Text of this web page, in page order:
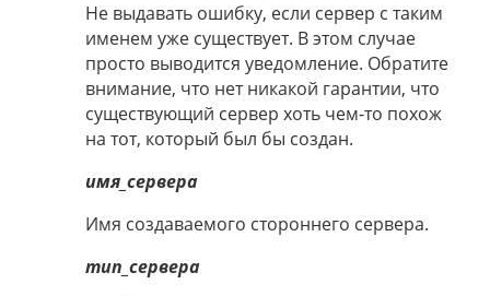
Не выдавать ошибку, если сервер с таким
именем уже существует. В этом случае
просто выводится уведомление. Обратите
внимание, что нет никакой гарантии, что
существующий сервер хоть чем-то похож
на тот, который был бы создан.
имя_сервера
Имя создаваемого стороннего сервера.
тип_сервера